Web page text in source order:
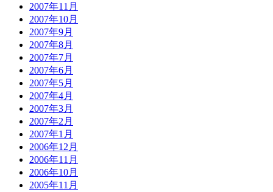
2007年11月
2007年10月
2007年9月
2007年8月
2007年7月
2007年6月
2007年5月
2007年4月
2007年3月
2007年2月
2007年1月
2006年12月
2006年11月
2006年10月
2005年11月